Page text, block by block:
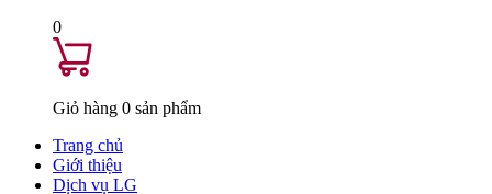
0
Giỏ hàng 0 sản phẩm
Trang chủ
Giới thiệu
Dịch vụ LG